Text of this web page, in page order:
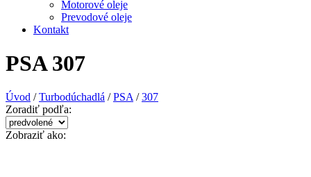
Motorové oleje
Prevodové oleje
Kontakt
PSA 307
Úvod / Turbodúchadlá / PSA / 307
Zoradiť podľa:
Zobraziť ako: